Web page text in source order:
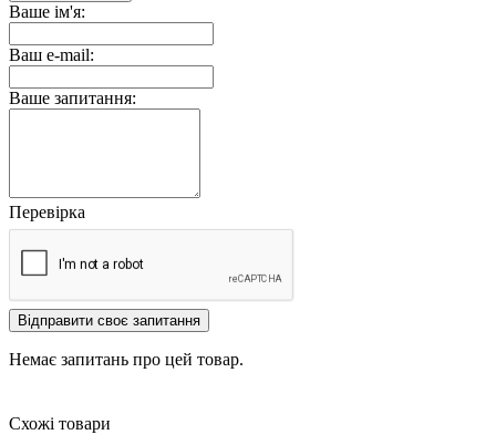
Ваше ім'я:
Ваш e-mail:
Ваше запитання:
Перевірка
Відправити своє запитання
Немає запитань про цей товар.
Схожі товари